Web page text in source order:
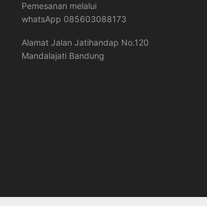
Pemesanan melalui
whatsApp 085603088173
Alamat Jalan Jatihandap No.120
Mandalajati Bandung